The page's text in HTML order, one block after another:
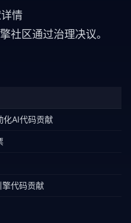
情
社区通过治理决议。
化AI代码贡献
代码贡献